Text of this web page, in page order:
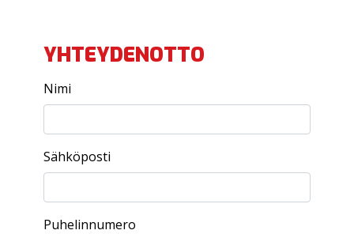
YHTEYDENOTTO
Nimi
Sähköposti
Puhelinnumero